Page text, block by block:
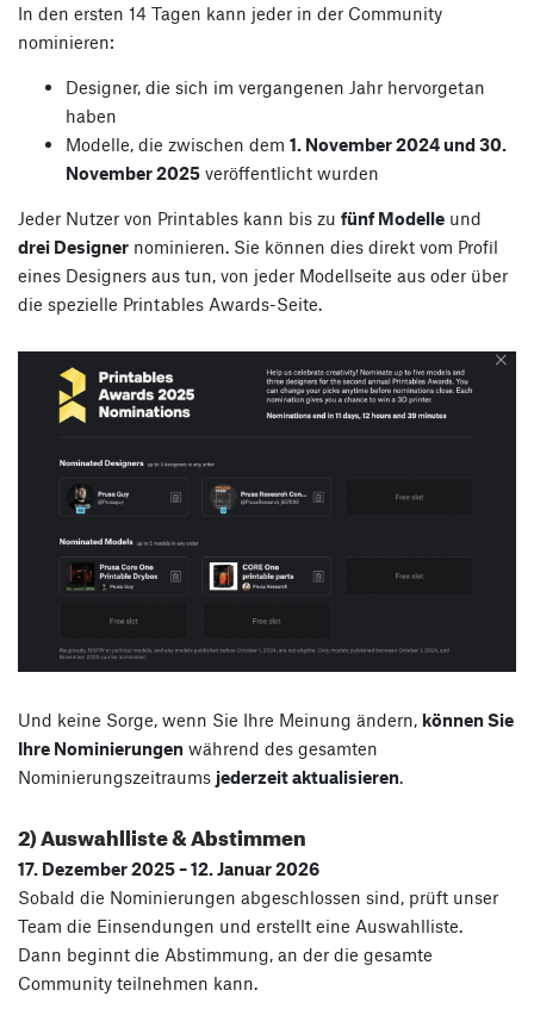
In den ersten 14 Tagen kann jeder in der Community
nominieren:
Designer, die sich im vergangenen Jahr hervorgetan
haben
Modelle, die zwischen dem 1. November 2024 und 30.
November 2025 veröffentlicht wurden
Jeder Nutzer von Printables kann bis zu fünf Modelle und
drei Designer nominieren. Sie können dies direkt vom Profil
eines Designers aus tun, von jeder Modellseite aus oder über
die spezielle Printables Awards-Seite.
Und keine Sorge, wenn Sie Ihre Meinung ändern, können Sie
Ihre Nominierungen während des gesamten
Nominierungszeitraums jederzeit aktualisieren.
2) Auswahlliste & Abstimmen
17. Dezember 2025 – 12. Januar 2026
Sobald die Nominierungen abgeschlossen sind, prüft unser
Team die Einsendungen und erstellt eine Auswahlliste.
Dann beginnt die Abstimmung, an der die gesamte
Community teilnehmen kann.